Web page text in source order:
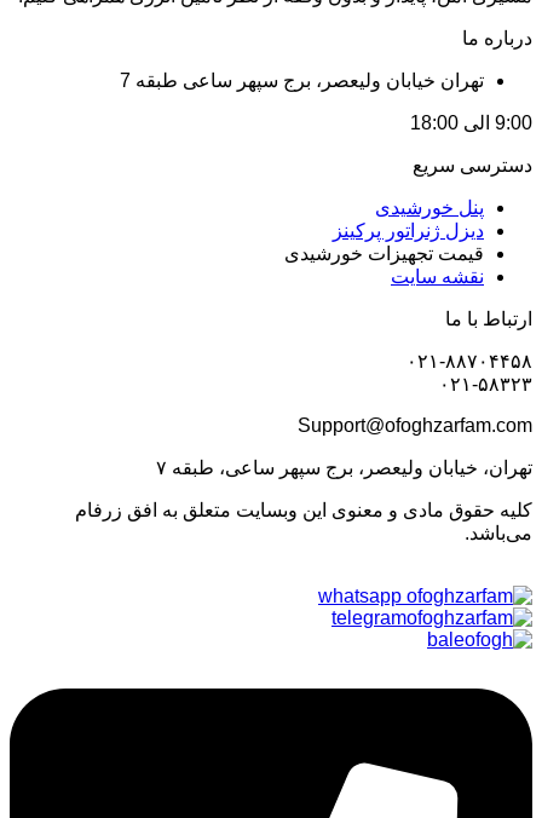
درباره ما
تهران خیابان ولیعصر، برج سپهر ساعی طبقه 7
9:00 الی 18:00
دسترسی سریع
پنل خورشیدی
دیزل ژنراتور پرکینز
قیمت تجهیزات خورشیدی
نقشه سایت
ارتباط با ما
۰۲۱-۸۸۷۰۴۴۵۸
۰۲۱-۵۸۳۲۳
Support@ofoghzarfam.com
تهران، خیابان ولیعصر، برج سپهر ساعی، طبقه ۷
کلیه حقوق مادی و معنوی این وبسایت متعلق به افق زرفام
می‌باشد.